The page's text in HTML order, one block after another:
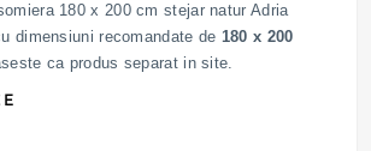
180 x 200 cm stejar natur Adria
dimensiuni recomandate de 180 x 200
ca produs separat in site.